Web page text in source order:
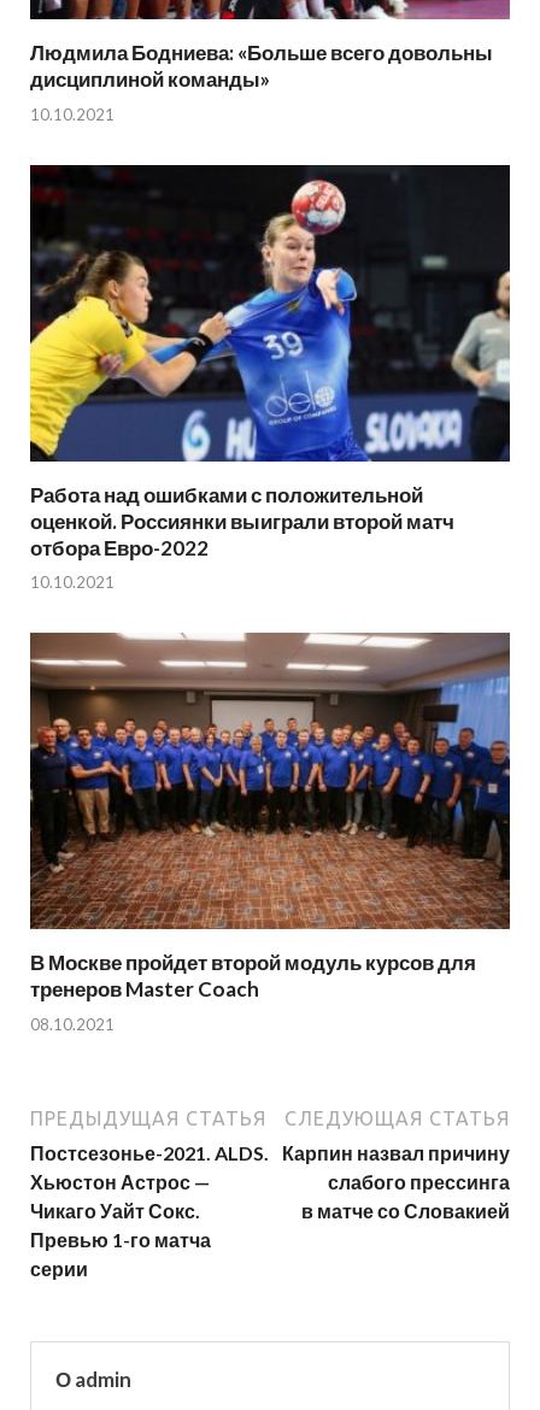
Людмила Бодниева: «Больше всего довольны
дисциплиной команды»
10.10.2021
Работа над ошибками с положительной
оценкой. Россиянки выиграли второй матч
отбора Евро-2022
10.10.2021
В Москве пройдет второй модуль курсов для
тренеров Master Coach
08.10.2021
ПРЕДЫДУЩАЯ СТАТЬЯ
Постсезонье-2021. ALDS.
Хьюстон Астрос —
Чикаго Уайт Сокс.
Превью 1-го матча
серии
СЛЕДУЮЩАЯ СТАТЬЯ
Карпин назвал причину
слабого прессинга
в матче со Словакией
О admin